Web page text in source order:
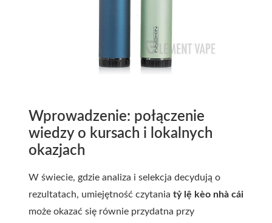
Wprowadzenie: połączenie
wiedzy o kursach i lokalnych
okazjach
W świecie, gdzie analiza i selekcja decydują o
rezultatach, umiejętność czytania tỷ lệ kèo nhà cái
może okazać się równie przydatna przy